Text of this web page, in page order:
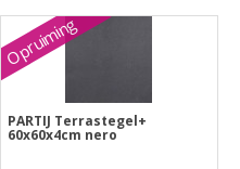
Opruiming
PARTIJ Terrastegel+
60x60x4cm nero